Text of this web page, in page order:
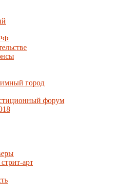
город
форум
арт